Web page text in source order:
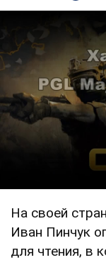
На своей
Иван Пинчук
для чтения, в